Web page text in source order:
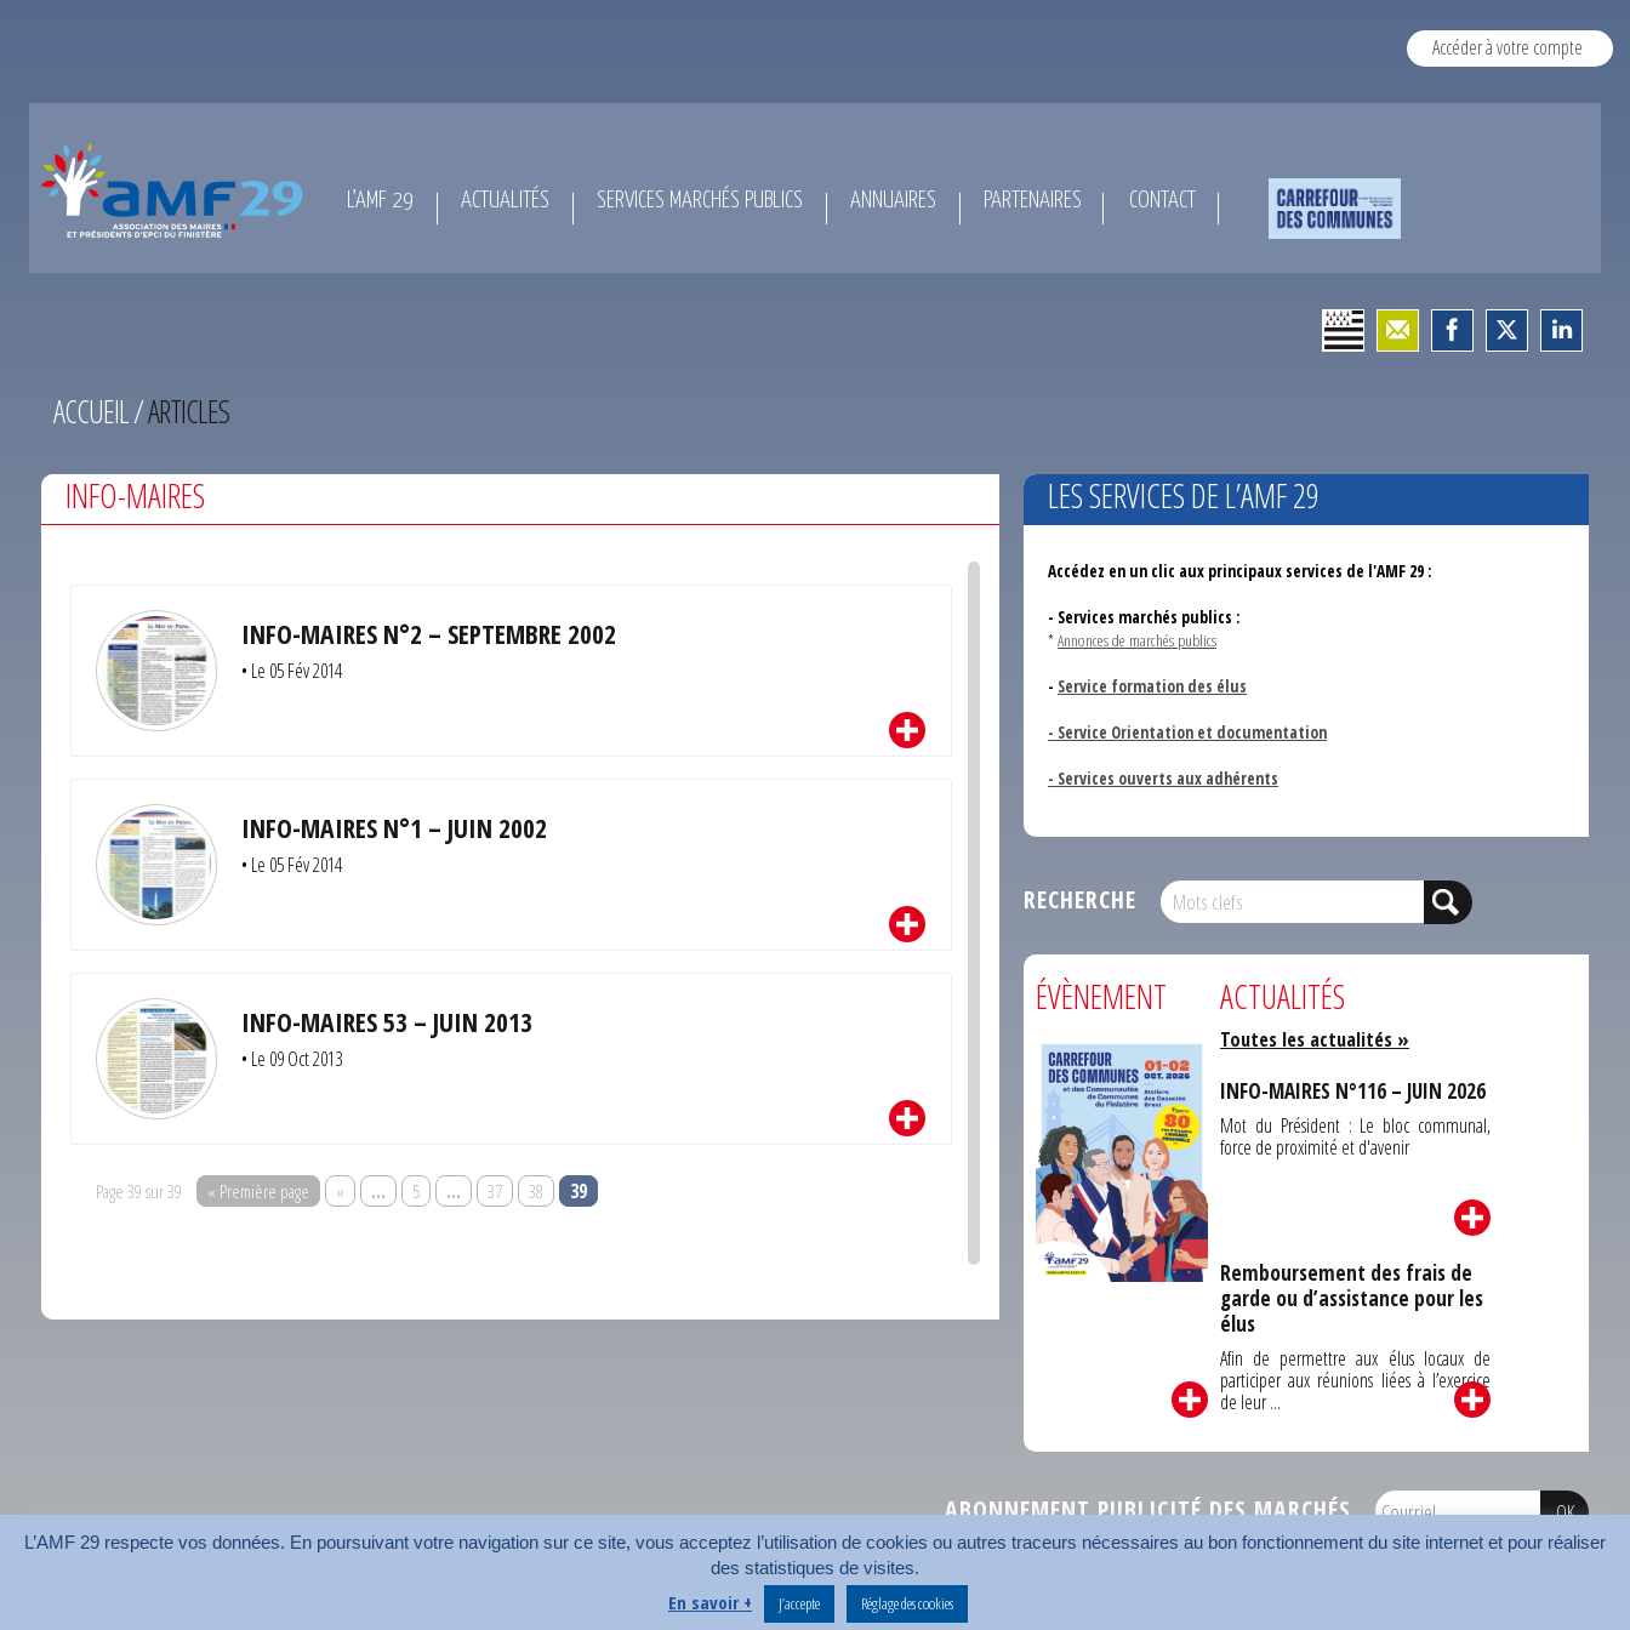
Accéder à votre compte
L’AMF 29 ACTUALITÉS SERVICES MARCHÉS PUBLICS ANNUAIRES PARTENAIRES CONTACT
ACCUEIL/ARTICLES
INFO-MAIRES
INFO-MAIRES N°2 – SEPTEMBRE 2002
• Le 05 Fév 2014
INFO-MAIRES N°1 – JUIN 2002
• Le 05 Fév 2014
INFO-MAIRES 53 – JUIN 2013
• Le 09 Oct 2013
Page 39 sur 39 « Première page « … 5 … 37 38 39
LES SERVICES DE L’AMF 29
Accédez en un clic aux principaux services de l'AMF 29 :
- Services marchés publics :
*Annonces de marchés publics
- Service formation des élus
- Service Orientation et documentation
- Services ouverts aux adhérents
RECHERCHE
ÉVÈNEMENT ACTUALITÉS
Toutes les actualités »
INFO-MAIRES N°116 – JUIN 2026
Mot du Président : Le bloc communal,
force de proximité et d'avenir
Remboursement des frais de
garde ou d’assistance pour les
élus
Afin de permettre aux élus locaux de
participer aux réunions liées à l’exercice
de leur ...
ABONNEMENT PUBLICITÉ DES MARCHÉS
Plan du site
L’AMF 29 respecte vos données. En poursuivant votre navigation sur ce site, vous acceptez l’utilisation de cookies ou autres traceurs nécessaires au bon fonctionnement du site internet et pour réaliser
des statistiques de visites.
En savoir + J’accepte Réglage des cookies